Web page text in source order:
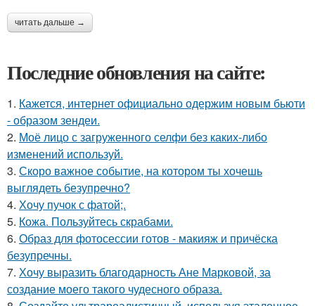
читать дальше →
Последние обновления на сайте:
1. Кажется, интернет официально одержим новым бьюти
- образом зендеи.
2. Моё лицо с загруженного селфи без каких-либо
изменений используй.
3. Скоро важное событие, на котором ты хочешь
выглядеть безупречно?
4. Хочу пучок с фатой;.
5. Кожа. Пользуйтесь скрабами.
6. Образ для фотосессии готов - макияж и причёска
безупречны.
7. Хочу выразить благодарность Ане Марковой, за
создание моего такого чудесного образа.